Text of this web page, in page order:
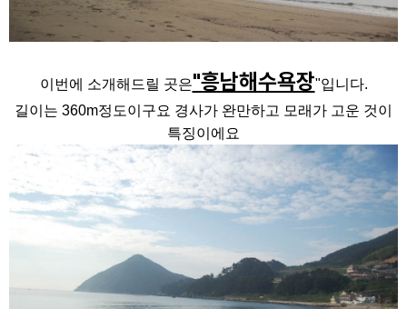
이번에 소개해드릴 곳은"흥남해수욕장"입니다.
길이는 360m정도이구요 경사가 완만하고 모래가 고운 것이
특징이에요